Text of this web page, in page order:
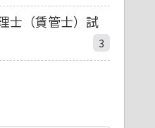
士（賃管士）試
3